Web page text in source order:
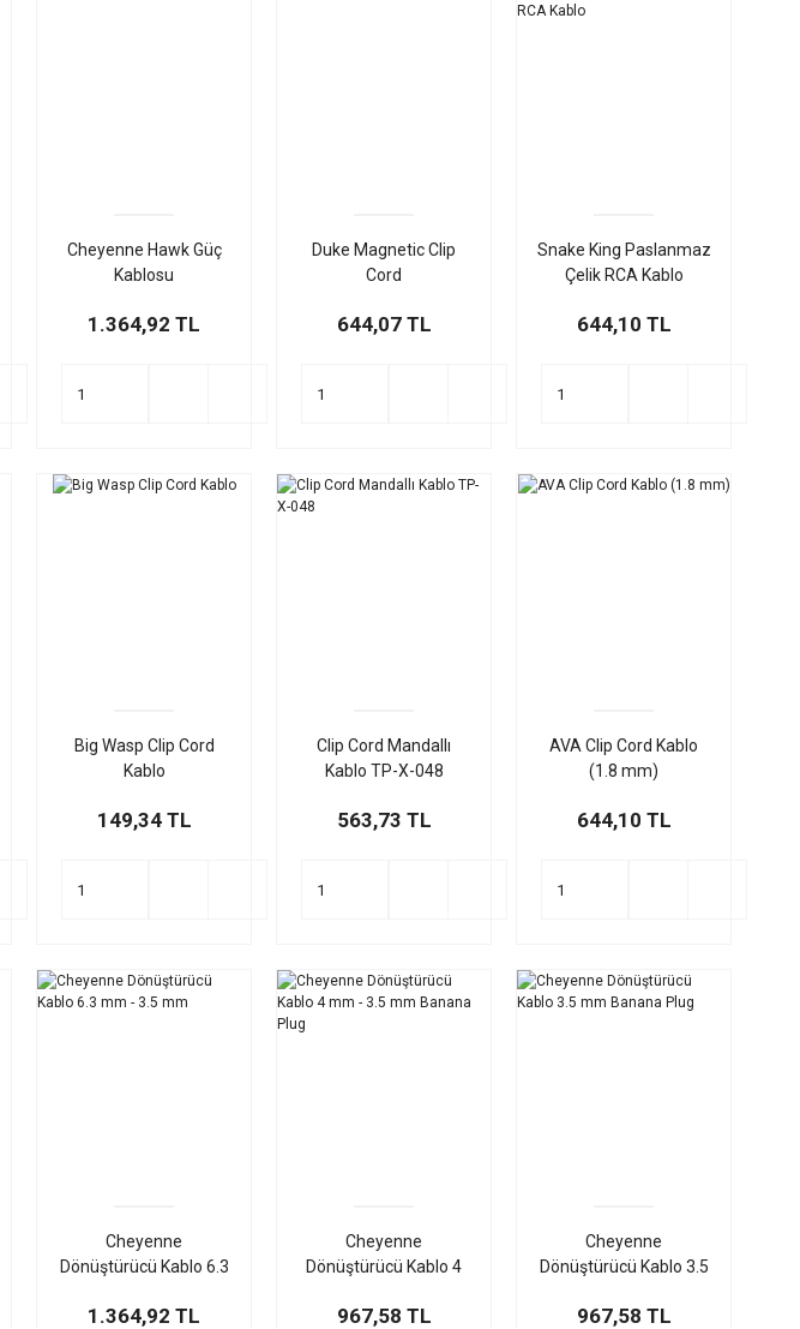
Cheyenne Hawk Güç
Kablosu
1.364,92 TL
Duke Magnetic Clip
Cord
644,07 TL
Snake King Paslanmaz
Çelik RCA Kablo
644,10 TL
Big Wasp Clip Cord
Kablo
149,34 TL
Clip Cord Mandallı
Kablo TP-X-048
563,73 TL
AVA Clip Cord Kablo
(1.8 mm)
644,10 TL
Cheyenne
Dönüştürücü Kablo 6.3
1.364,92 TL
Cheyenne
Dönüştürücü Kablo 4
Plug
967,58 TL
Cheyenne
Dönüştürücü Kablo 3.5
967,58 TL